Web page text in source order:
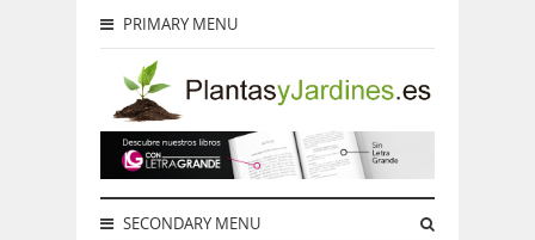
PRIMARY MENU
SECONDARY MENU